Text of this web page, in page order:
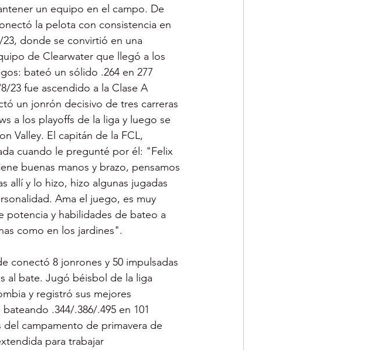
un equipo en el campo. De
la pelota con consistencia en
donde se convirtió en una
de Clearwater que llegó a los
bateó un sólido .264 en 277
23 fue ascendido a la Clase A
un jonrón decisivo de tres carreras
a los playoffs de la liga y luego se
Valley. El capitán de la FCL,
cuando le pregunté por él: "Felix
buenas manos y brazo, pensamos
allí y lo hizo, hizo algunas jugadas
Ama el juego, es muy
potencia y habilidades de bateo a
como en los jardines".
conectó 8 jonrones y 50 impulsadas
al bate. Jugó béisbol de la liga
y registró sus mejores
.344/.386/.495 en 101
campamento de primavera de
para trabajar